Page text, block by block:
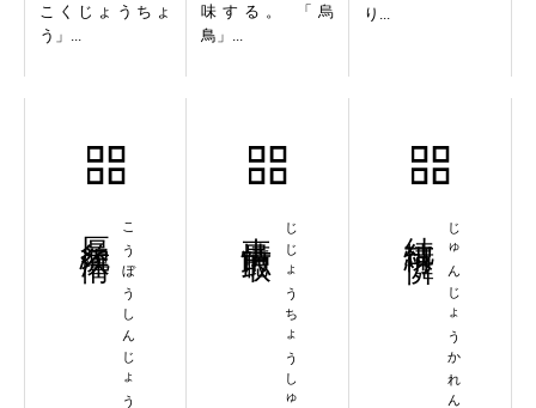
こくじょうちょ
う」...
味する。 「烏
鳥」...
り...
こうぼうしんじょう じじょうちょうしゅ じゅんじょうかれん